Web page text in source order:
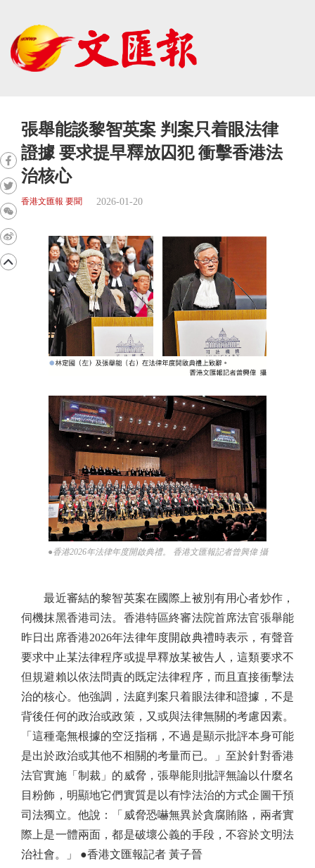
張舉能談黎智英案 判案只着眼法律
證據 要求提早釋放囚犯 衝擊香港法
治核心
香港文匯報 要聞 2026-01-20
●香港2026年法律年度開啟典禮。 香港文匯報記者曾興偉 攝
最近審結的黎智英案在國際上被別有用心者炒作，
伺機抹黑香港司法。香港特區終審法院首席法官張舉能
昨日出席香港2026年法律年度開啟典禮時表示，有聲音
要求中止某法律程序或提早釋放某被告人，這類要求不
但規避賴以依法問責的既定法律程序，而且直接衝擊法
治的核心。他強調，法庭判案只着眼法律和證據，不是
背後任何的政治或政策，又或與法律無關的考慮因素。
「這種毫無根據的空泛指稱，不過是顯示批評本身可能
是出於政治或其他不相關的考量而已。」至於針對香港
法官實施「制裁」的威脅，張舉能則批評無論以什麼名
目粉飾，明顯地它們實質是以有悖法治的方式企圖干預
司法獨立。他說：「威脅恐嚇無異於貪腐賄賂，兩者實
際上是一體兩面，都是破壞公義的手段，不容於文明法
治社會。」 ●香港文匯報記者 黃子晉